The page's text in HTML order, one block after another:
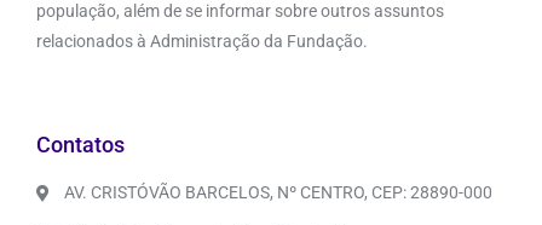
população, além de se informar sobre outros assuntos
relacionados à Administração da Fundação.
Contatos
AV. CRISTÓVÃO BARCELOS, Nº CENTRO, CEP: 28890-000